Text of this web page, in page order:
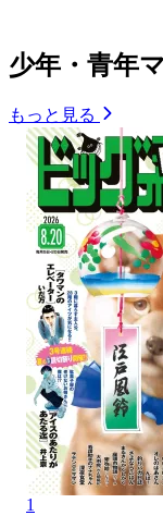
少年・青年
もっと見る
1